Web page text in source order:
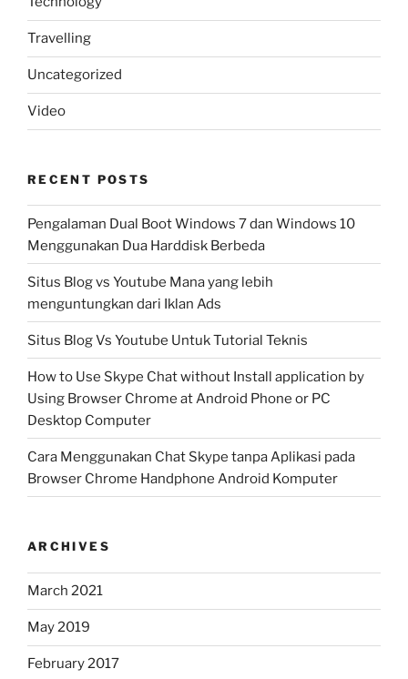
Travelling
Uncategorized
Video
RECENT POSTS
Pengalaman Dual Boot Windows 7 dan Windows 10
Menggunakan Dua Harddisk Berbeda
Situs Blog vs Youtube Mana yang lebih
menguntungkan dari Iklan Ads
Situs Blog Vs Youtube Untuk Tutorial Teknis
How to Use Skype Chat without Install application by
Using Browser Chrome at Android Phone or PC
Desktop Computer
Cara Menggunakan Chat Skype tanpa Aplikasi pada
Browser Chrome Handphone Android Komputer
ARCHIVES
March 2021
May 2019
February 2017